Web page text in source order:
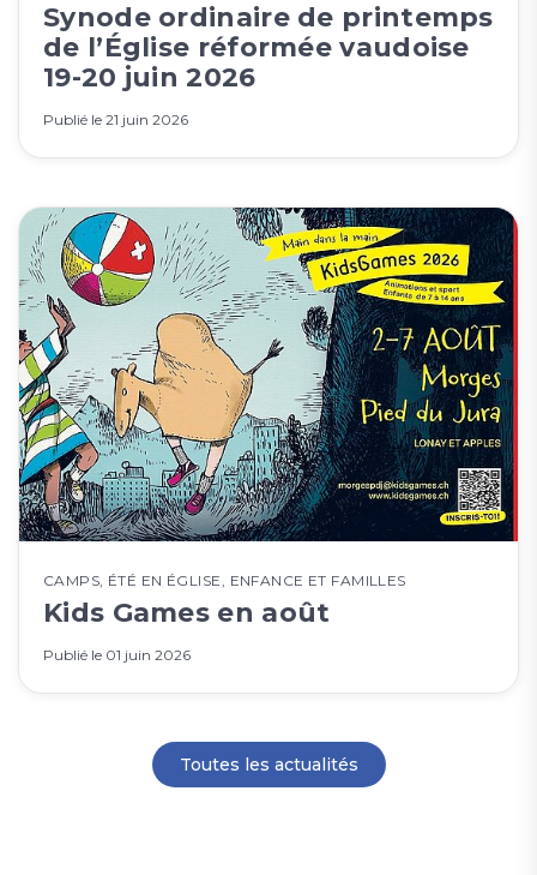
Synode ordinaire de printemps
de l’Église réformée vaudoise
19-20 juin 2026
Publié le 21 juin 2026
CAMPS ÉTÉ EN ÉGLISE ENFANCE ET FAMILLES
Kids Games en août
Publié le 01 juin 2026
Toutes les actualités